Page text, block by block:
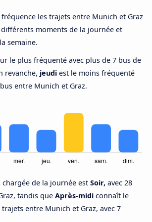
les trajets entre Munich et Graz
moments de la journée et
semaine.
le plus fréquenté avec plus de 7 bus de
revanche, jeudi est le moins fréquenté
entre Munich et Graz.
de la journée est Soir, avec 28
tandis que Après-midi connaît le
entre Munich et Graz, avec 7